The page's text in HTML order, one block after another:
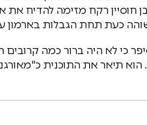
שוהה כעת תחת הגבלות בארמון
כי לא היה ברור כמה
תיאר את התוכנית